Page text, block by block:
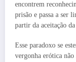
encontrem
prisão e passa a ser
partir da aceitação
Esse paradoxo se
vergonha erótica